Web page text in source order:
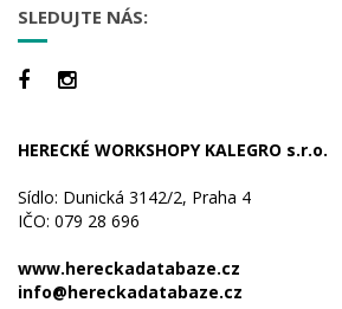
SLEDUJTE NÁS:
HERECKÉ WORKSHOPY KALEGRO s.r.o.
Sídlo: Dunická 3142/2, Praha 4
IČO: 079 28 696
www.hereckadatabaze.cz
info@hereckadatabaze.cz